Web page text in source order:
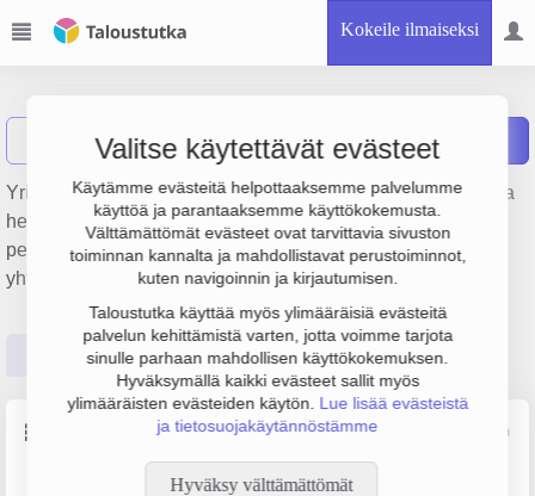
Kokeile ilmaiseksi
Valitse käytettävät evästeet
Käytämme evästeitä helpottaaksemme palvelumme
käyttöä ja parantaaksemme käyttökokemusta.
Välttämättömät evästeet ovat tarvittavia sivuston
toiminnan kannalta ja mahdollistavat perustoiminnot,
kuten navigoinnin ja kirjautumisen.
Taloustutka käyttää myös ylimääräisiä evästeitä
palvelun kehittämistä varten, jotta voimme tarjota
sinulle parhaan mahdollisen käyttökokemuksen.
Hyväksymällä kaikki evästeet sallit myös
ylimääräisten evästeiden käytön. Lue lisää evästeistä
ja tietosuojakäytännöstämme
Hyväksy välttämättömät
Näytä haku JeTy Oy Raportit
Yrityksen JeTy Oy liikevaihto on 660 000 €, tulos 73 000 € ja
henkilöstömäärä 12. Sen päätoimiala on Kiinteistönhoito,
perustamisvuosi 2009 ja sijainti Hyvinkää. Yrityksen
yhtiömuoto Osakeyhtiö (OY).
Perustiedot Tilinpäätösluvut Päättäjätiedot
Lähde: YTJ, PRH, Traficom
Henkilöstömäärä